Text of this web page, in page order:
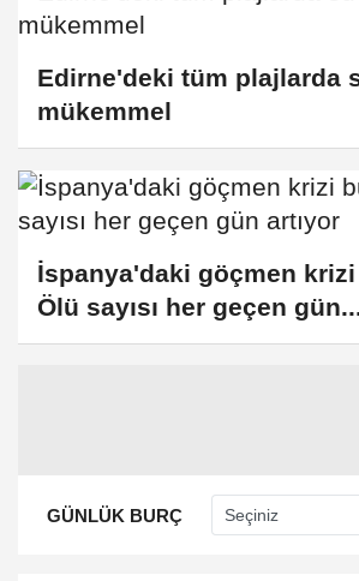
Edirne'deki tüm plajlarda
mükemmel
İspanya'daki göçmen
Ölü sayısı her geçen
GÜNLÜK BURÇ